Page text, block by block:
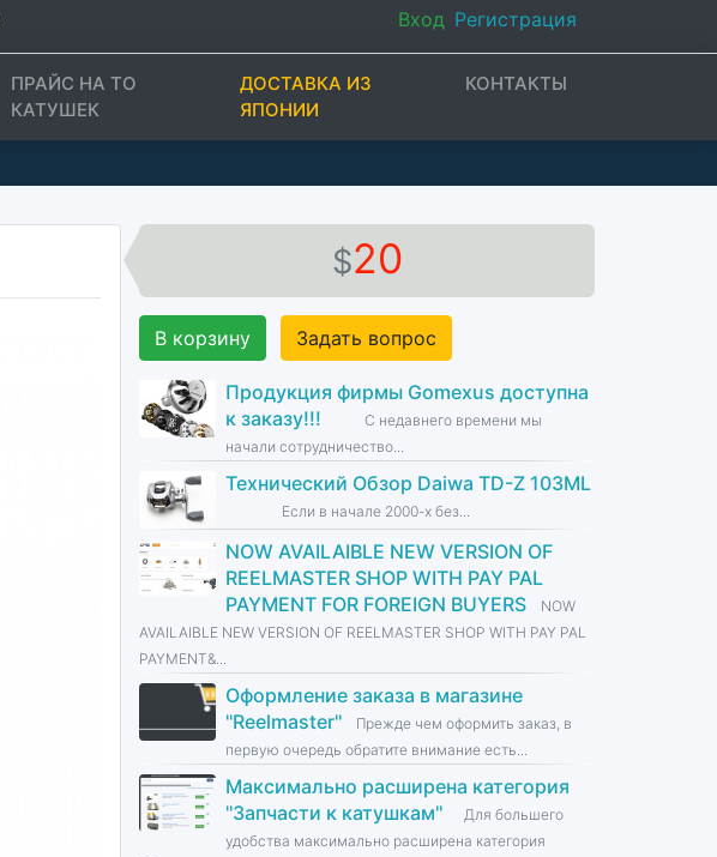
Вход Регистрация
ПРАЙС НА ТО
КАТУШЕК
ДОСТАВКА ИЗ
ЯПОНИИ
КОНТАКТЫ
$20
В корзину Задать вопрос
Продукция фирмы Gomexus доступна
к заказу!!!
С недавнего времени мы
начали сотрудничество...
Технический Обзор Daiwa TD-Z 103ML
Если в начале 2000-х без...
NOW AVAILAIBLE NEW VERSION OF
REELMASTER SHOP WITH PAY PAL
PAYMENT FOR FOREIGN BUYERS
NOW
AVAILAIBLE NEW VERSION OF REELMASTER SHOP WITH PAY PAL
PAYMENT&...
Оформление заказа в магазине
''Reelmaster''
Прежде чем оформить заказ, в
первую очередь обратите внимание есть...
Максимально расширена категория
''Запчасти к катушкам''
Для большего
удобства максимально расширена категория